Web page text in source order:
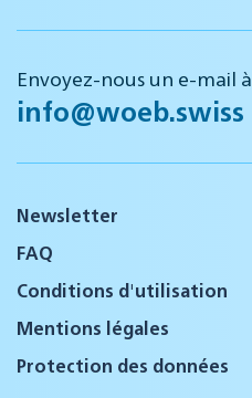
Envoyez-nous un e-mail à
info@woeb.swiss
Newsletter
FAQ
Conditions d'utilisation
Mentions légales
Protection des données